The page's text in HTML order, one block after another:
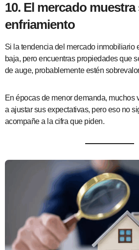
10. El mercado
enfriamiento
Si la tendencia del mercado inmobiliario
baja, pero encuentras propiedades que
de auge, probablemente estén
En épocas de menor demanda, muchos
a ajustar sus expectativas, pero eso no
acompañe a la cifra que piden.